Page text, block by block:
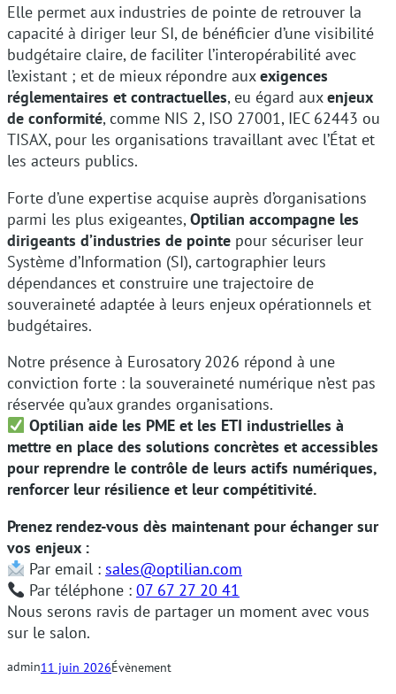
Elle permet aux industries de pointe de retrouver la
capacité à diriger leur SI, de bénéficier d’une visibilité
budgétaire claire, de faciliter l’interopérabilité avec
l’existant ; et de mieux répondre auxexigences
réglementaires et contractuelles, eu égard auxenjeux
de conformité, comme NIS 2, ISO 27001, IEC 62443 ou
TISAX, pour les organisations travaillant avec l’État et
les acteurs publics.
Forte d’une expertise acquise auprès d’organisations
parmi les plus exigeantes, Optilian accompagne les
dirigeants d’industries de pointe pour sécuriser leur
Système d’Information (SI), cartographier leurs
dépendances et construire une trajectoire de
souveraineté adaptée à leurs enjeux opérationnels et
budgétaires.
Notre présence à Eurosatory 2026 répond à une
conviction forte : la souveraineté numérique n’est pas
réservée qu’aux grandes organisations.
Optilian aide les PME et les ETI industrielles à
mettre en place des solutions concrètes et accessibles
pour reprendre le contrôle de leurs actifs numériques,
renforcer leur résilience et leur compétitivité.
Prenez rendez-vous dès maintenant pour échanger sur
vos enjeux :
Par email :sales@optilian.com
Par téléphone :07 67 27 20 41
Nous serons ravis de partager un moment avec vous
sur le salon.
admin11 juin 2026Évènement